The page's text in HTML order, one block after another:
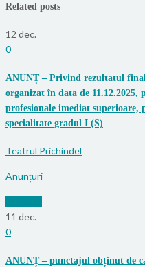
Related posts
12 dec.
0
ANUNȚ – Privind rezultatul
organizat în data de
profesionale imediat superioare,
specialitate gradul I (S)
Teatrul Prichindel
Anunțuri
11 dec.
0
ANUNȚ – punctajul obținut de